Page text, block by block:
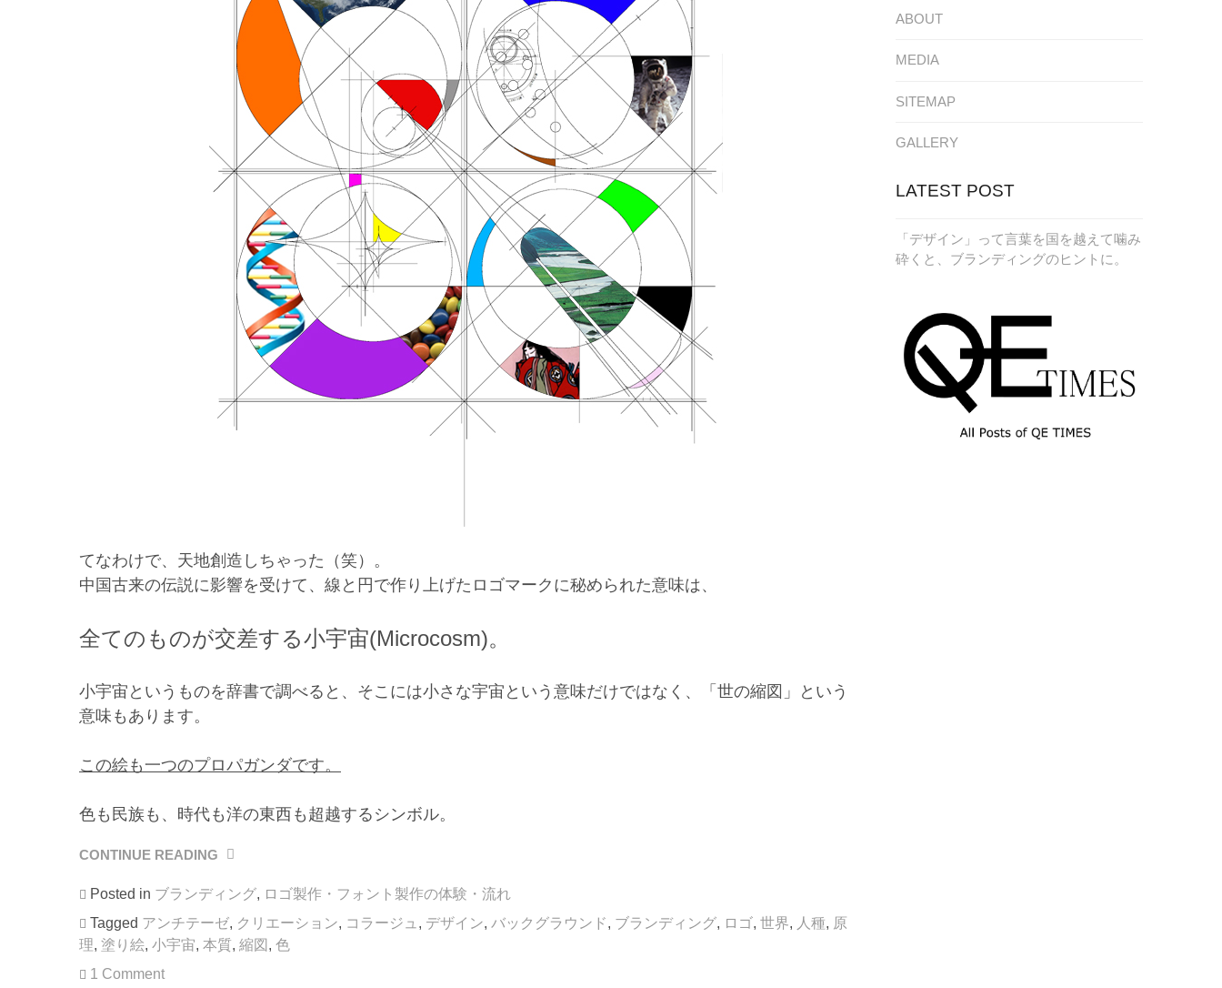
てなわけで、天地創造しちゃった（笑）。
中国古来の伝説に影響を受けて、線と円で作り上げたロゴマークに秘められた意味は、
全てのものが交差する小宇宙(Microcosm)。
小宇宙というものを辞書で調べると、そこには小さな宇宙という意味だけではなく、「世の縮図」という
意味もあります。
この絵も一つのプロパガンダです。
色も民族も、時代も洋の東西も超越するシンボル。
CONTINUE READING
“小
宙
(MICROCOSM)
で
楽
Posted in ブランディング, ロゴ製作・フォント製作の体験・流れ
Tagged アンチテーゼ, クリエーション, コラージュ , デザイン, バックグラウンド, ブランディング, ロゴ, 世界, 人種, 原
理, 塗り絵, 小宇宙, 本質, 縮図 , 色
1 Comment
ABOUT
MEDIA
SITEMAP
GALLERY
LATEST POST
「デザイン」って言葉を国を越えて噛み
砕くと、ブランディングのヒントに。